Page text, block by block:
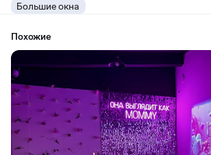
Большие окна
Похожие